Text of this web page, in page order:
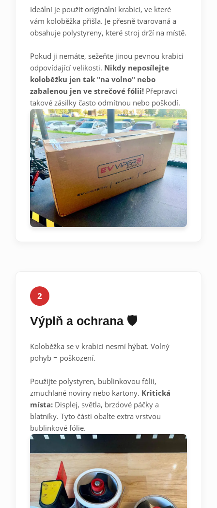
Ideální je použít originální krabici, ve které
vám koloběžka přišla. Je přesně tvarovaná a
obsahuje polystyreny, které stroj drží na místě.
Pokud ji nemáte, sežeňte jinou pevnou krabici
odpovídající velikosti. Nikdy neposílejte
koloběžku jen tak "na volno" nebo
zabalenou jen ve strečové fólii! Přepravci
takové zásilky často odmítnou nebo poškodí.
2
Výplň a ochrana 🛡️
Koloběžka se v krabici nesmí hýbat. Volný
pohyb = poškození.
Použijte polystyren, bublinkovou fólii,
zmuchlané noviny nebo kartony. Kritická
místa: Displej, světla, brzdové páčky a
blatníky. Tyto části obalte extra vrstvou
bublinkové fólie.